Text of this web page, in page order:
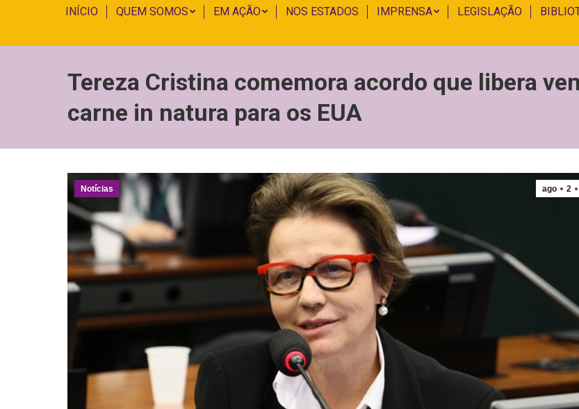
INÍCIO QUEM SOMOS EM AÇÃO NOS ESTADOS IMPRENSA LEGISLAÇÃO
Tereza Cristina comemora acordo que libera
carne in natura para os EUA
ago 2
Notícias